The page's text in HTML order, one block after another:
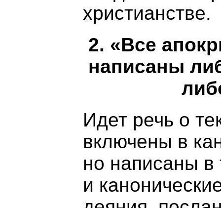
христианстве.
2. «Все
написаны
Идет речь о
включены в
но написаны в
и